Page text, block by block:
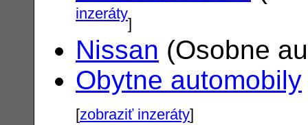
inzeráty]
Nissan (Osobne
Obytne automobily
[zobraziť inzeráty]